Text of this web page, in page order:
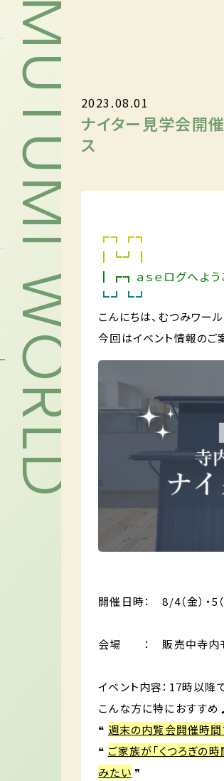
MUTUMI WORLD2023.08.01
ナイター見学会開
ス
┏┓┏┓
┃┗┛┃
┃┏┓ａｓｅログへよ
┗┛┗┛
こんにちは、むつみワー
今回はイベント情報のご
開催日時： 8/4（金）・5
会場 ： 販売中寺内モ
イベント内容：17時以降
こんな方に特におすすめ
❝ 週末の内覧会開催時
❝ ご家族が「くつろぎの
みたい ❞